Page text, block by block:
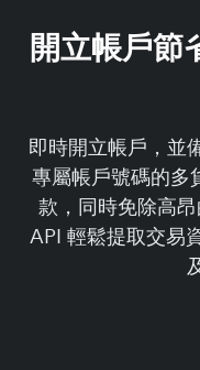
開立帳戶節
即時開立帳戶，並
專屬帳戶號碼的多
款，同時免除高
API 輕鬆提取交易